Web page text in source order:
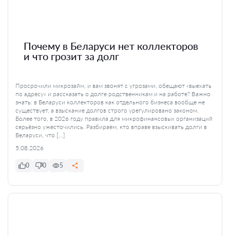
Почему в Беларуси нет коллекторов
и что грозит за долг
Просрочили микрозайм, и вам звонят с угрозами, обещают «выехать
по адресу» и рассказать о долге родственникам и на работе? Важно
знать: в Беларуси коллекторов как отдельного бизнеса вообще не
существует, а взыскание долгов строго урегулировано законом.
Более того, в 2026 году правила для микрофинансовых организаций
серьёзно ужесточились. Разбираем, кто вправе взыскивать долги в
Беларуси, что […]
5.08.2026
0 0 5